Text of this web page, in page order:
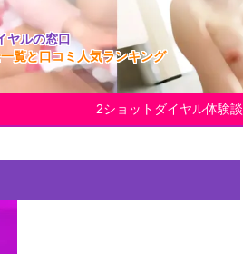
ヤルの窓口
覧と口コミ人気ランキング
2ショットダイヤル体験談